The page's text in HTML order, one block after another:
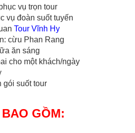
vụ trọn tour
vụ đoàn suốt tuyến
Tour Vĩnh Hy
cừu Phan Rang
ăn sáng
cho một khách/ngày
gói suốt tour
GỒM: